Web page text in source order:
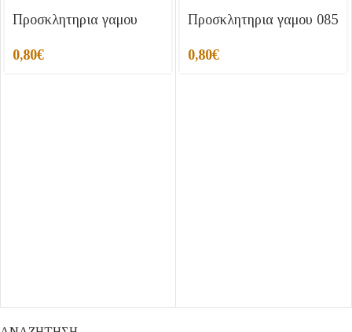
Προσκλητηρια γαμου
0,80€
Προσκλητηρια γαμου 085
0,80€